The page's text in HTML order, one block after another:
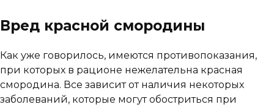
Вред красной смородины
Как уже говорилось, имеются противопоказания,
при которых в рационе нежелательна красная
смородина. Все зависит от наличия некоторых
заболеваний, которые могут обостриться при